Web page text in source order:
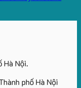
Hà Nội.
phố Hà Nội